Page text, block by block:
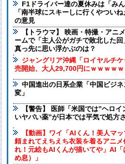
F1ドライバー達の夏休みは「みん
「南半球にスキーしに行くやつい
の意見
【トラウマ】 映画・特撮・アニ
ームで「主人公がガチで敗北した回
真っ先に思い浮かぶのは？
ジャングリア沖縄「ロイヤルチ
売開始、大人29,700円にｗｗｗｗｗ
中国進出の日系企業「中国ビジ
変」
【警告】 医師「米国では”ヘロイ
いヤバい薬”が日本では平気で処方
【動画】ワイ「AIくん！美人マ
頼まれてえちえち衣装を着るアニメ
れ！元絵もAIくんが描いてや」AI
め息）」